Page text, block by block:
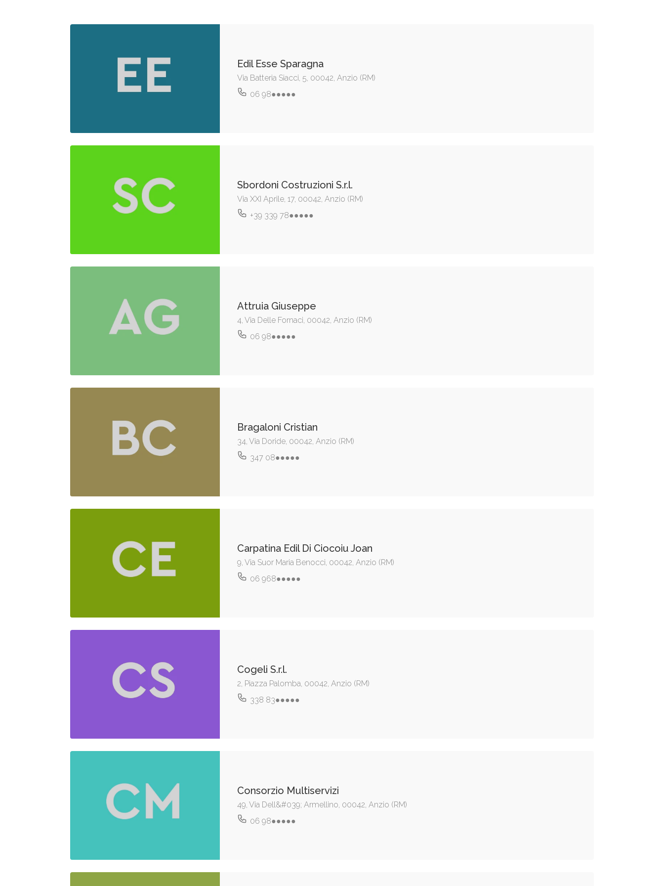
Edil Esse Sparagna
Via Batteria Siacci, 5, 00042, Anzio (RM)
06 98●●●●●
Sbordoni Costruzioni S.r.l.
Via XXI Aprile, 17, 00042, Anzio (RM)
+39 339 78●●●●●
Attruia Giuseppe
4, Via Delle Fornaci, 00042, Anzio (RM)
06 98●●●●●
Bragaloni Cristian
34, Via Doride, 00042, Anzio (RM)
347 08●●●●●
Carpatina Edil Di Ciocoiu Joan
9, Via Suor Maria Benocci, 00042, Anzio (RM)
06 968●●●●●
Cogeli S.r.l.
2, Piazza Palomba, 00042, Anzio (RM)
338 83●●●●●
Consorzio Multiservizi
49, Via Dell&#039; Armellino, 00042, Anzio (RM)
06 98●●●●●